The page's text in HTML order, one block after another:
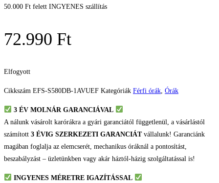
50.000 Ft felett INGYENES szállítás
72.990 Ft
Elfogyott
Cikkszám EFS-S580DB-1AVUEF Kategóriák Férfi órák, Órák
3 ÉV MOLNÁR GARANCIÁVAL
A nálunk vásárolt karórákra a gyári garanciától függetlenül, a vásárlástól
számított 3 ÉVIG SZERKEZETI GARANCIÁTvállalunk! Garanciánk
magában foglalja az elemcserét, mechanikus óráknál a pontosítást,
beszabályzást – üzletünkben vagy akár háztól-házig szolgáltatással is!
INGYENES MÉRETRE IGAZÍTÁSSAL